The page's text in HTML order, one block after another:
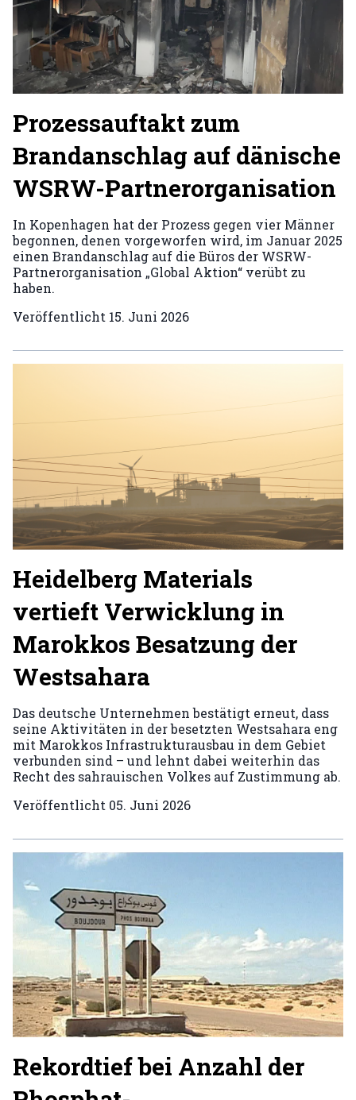
Prozessauftakt zum
Brandanschlag auf dänische
WSRW-Partnerorganisation
In Kopenhagen hat der Prozess gegen vier Männer
begonnen, denen vorgeworfen wird, im Januar 2025
einen Brandanschlag auf die Büros der WSRW-
Partnerorganisation „Global Aktion“ verübt zu
haben.
Veröffentlicht 15. Juni 2026
Heidelberg Materials
vertieft Verwicklung in
Marokkos Besatzung der
Westsahara
Das deutsche Unternehmen bestätigt erneut, dass
seine Aktivitäten in der besetzten Westsahara eng
mit Marokkos Infrastrukturausbau in dem Gebiet
verbunden sind – und lehnt dabei weiterhin das
Recht des sahrauischen Volkes auf Zustimmung ab.
Veröffentlicht 05. Juni 2026
Rekordtief bei Anzahl der